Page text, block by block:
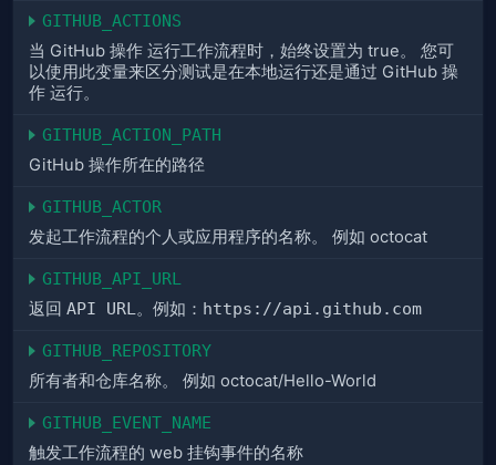
GITHUB_ACTIONS
当 GitHub 操作 运行工作流程时，始终设置为 true。 您可
以使用此变量来区分测试是在本地运行还是通过 GitHub 操
作 运行。
GITHUB_ACTION_PATH
GitHub 操作所在的路径
GITHUB_ACTOR
发起工作流程的个人或应用程序的名称。 例如 octocat
GITHUB_API_URL
返回 API URL 。例如： https://api.github.com
GITHUB_REPOSITORY
所有者和仓库名称。 例如 octocat/Hello-World
GITHUB_EVENT_NAME
触发工作流程的 web 挂钩事件的名称